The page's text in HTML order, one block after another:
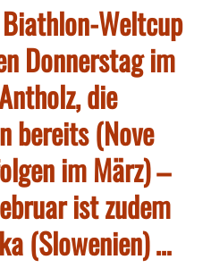
Weltcup
Donnerstag im
die
bereits (Nove
im März) –
ist zudem
(Slowenien) …